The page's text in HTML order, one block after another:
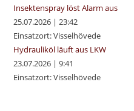
Insektenspray löst Alarm aus
25.07.2026 |23:42
Einsatzort: Visselhövede
Hydrauliköl läuft aus LKW
23.07.2026 |9:41
Einsatzort: Visselhövede